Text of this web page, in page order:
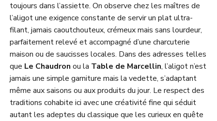
toujours dans l’assiette. On observe chez les maîtres de
l’aligot une exigence constante de servir un plat ultra-
filant, jamais caoutchouteux, crémeux mais sans lourdeur,
parfaitement relevé et accompagné d’une charcuterie
maison ou de saucisses locales. Dans des adresses telles
que Le Chaudron ou la Table de Marcellin, l’aligot n’est
jamais une simple garniture mais la vedette, s’adaptant
même aux saisons ou aux produits du jour. Le respect des
traditions cohabite ici avec une créativité fine qui séduit
autant les adeptes du classique que les curieux en quête